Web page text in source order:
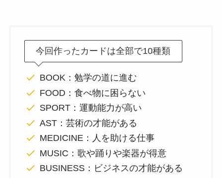
今回作ったカードは全部で10種類
BOOK：勉学の道に進む
FOOD：食べ物に困らない
SPORT：運動能力が高い
AST：芸術の才能がある
MEDICINE：人を助ける仕事
MUSIC：歌や踊りや楽器が得意
BUSINESS：ビジネスの才能がある